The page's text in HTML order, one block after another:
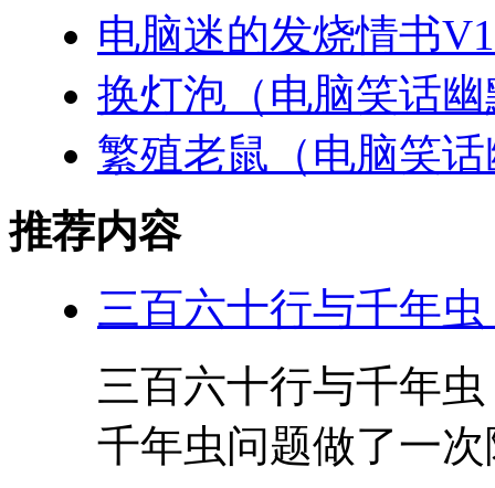
电脑迷的发烧情书
换灯泡（电脑笑话
繁殖老鼠（电脑笑
推荐内容
三百六十行与千年
三百六十行与千年
千年虫问题做了一